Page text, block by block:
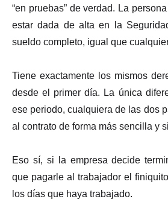
“en pruebas” de verdad. La
estar dada de alta en la
sueldo completo, igual que
Tiene exactamente los mismos
desde el primer día. La única
ese periodo, cualquiera de las dos
al contrato de forma más sencilla y
Eso sí, si la empresa decide
que pagarle al trabajador el
los días que haya trabajado.